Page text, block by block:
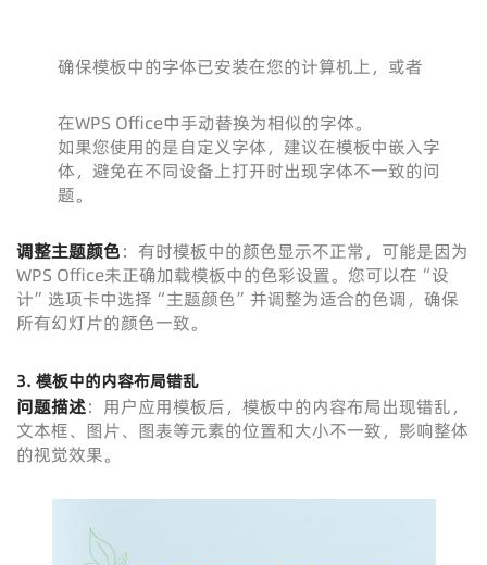
确保模板中的字体已安装在您的计算机上，或者
在WPS Office中手动替换为相似的字体。
如果您使用的是自定义字体，建议在模板中嵌入字
体，避免在不同设备上打开时出现字体不一致的问
题。
调整主题颜色：有时模板中的颜色显示不正常，可能是因为
WPS Office未正确加载模板中的色彩设置。您可以在“设
计”选项卡中选择“主题颜色”并调整为适合的色调，确保
所有幻灯片的颜色一致。
3. 模板中的内容布局错乱
问题描述：用户应用模板后，模板中的内容布局出现错乱，
文本框、图片、图表等元素的位置和大小不一致，影响整体
的视觉效果。